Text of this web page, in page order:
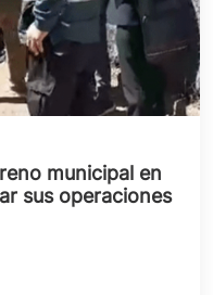
municipal en
sus operaciones